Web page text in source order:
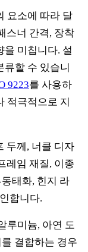
요소에 따라 달
스너 간격, 장착
을 미칩니다. 설
할 수 있습니
9223를 사용하
적극적으로 지
두께, 너클 디자
레임 재질, 이종
태화, 힌지 라
합니다.
루미늄, 아연 도
결합하는 경우